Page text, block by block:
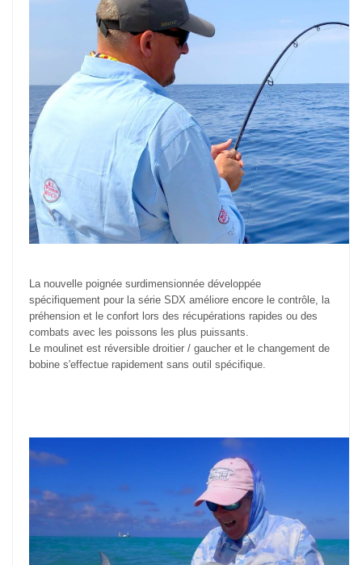
La nouvelle poignée surdimensionnée développée
spécifiquement pour la série SDX améliore encore le contrôle, la
préhension et le confort lors des récupérations rapides ou des
combats avec les poissons les plus puissants.
Le moulinet est réversible droitier / gaucher et le changement de
bobine s'effectue rapidement sans outil spécifique.